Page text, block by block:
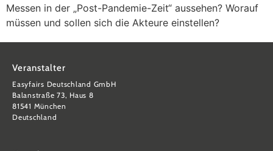
Messen in der „Post-Pandemie-Zeit“ aussehen? Worauf
müssen und sollen sich die Akteure einstellen?
Veranstalter
Easyfairs Deutschland GmbH
Balanstraße 73, Haus 8
81541 München
Deutschland